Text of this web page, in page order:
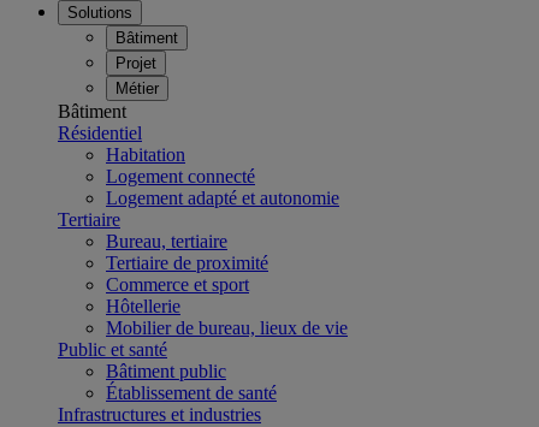
Solutions
Bâtiment
Projet
Métier
Bâtiment
Résidentiel
Habitation
Logement connecté
Logement adapté et autonomie
Tertiaire
Bureau, tertiaire
Tertiaire de proximité
Commerce et sport
Hôtellerie
Mobilier de bureau, lieux de vie
Public et santé
Bâtiment public
Établissement de santé
Infrastructures et industries